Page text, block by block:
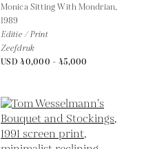
Monica Sitting With Mondrian,
1989
Editie / Print
Zeefdruk
USD 40,000 - 45,000